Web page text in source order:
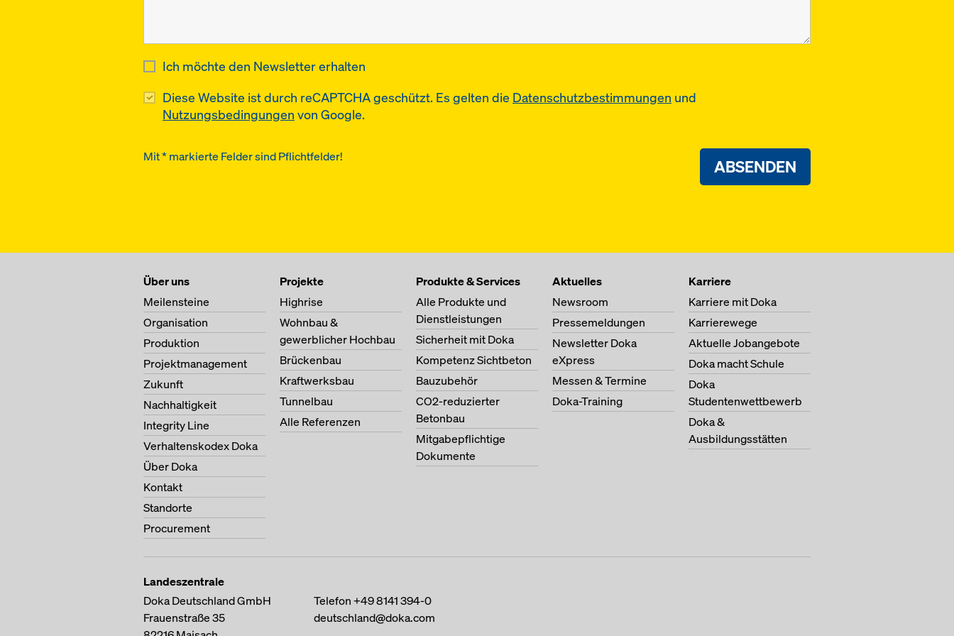
Ich möchte den Newsletter erhalten
Diese Website ist durch reCAPTCHA geschützt. Es gelten die Datenschutzbestimmungen und
Nutzungsbedingungen von Google.
ABSENDEN
Mit * markierte Felder sind Pflichtfelder!
Über uns
Meilensteine
Organisation
Produktion
Projektmanagement
Zukunft
Nachhaltigkeit
Integrity Line
Verhaltenskodex Doka
Über Doka
Kontakt
Standorte
Procurement
Projekte
Highrise
Wohnbau &
gewerblicher Hochbau
Brückenbau
Kraftwerksbau
Tunnelbau
Alle Referenzen
Produkte & Services
Alle Produkte und
Dienstleistungen
Sicherheit mit Doka
Kompetenz Sichtbeton
Bauzubehör
CO2-reduzierter
Betonbau
Mitgabepflichtige
Dokumente
Aktuelles
Newsroom
Pressemeldungen
Newsletter Doka
eXpress
Messen & Termine
Doka-Training
Karriere
Karriere mit Doka
Karrierewege
Aktuelle Jobangebote
Doka macht Schule
Doka
Studentenwettbewerb
Doka &
Ausbildungsstätten
Landeszentrale
Doka Deutschland GmbH
Frauenstraße 35
Telefon+49 8141 394-0
deutschland@doka.com